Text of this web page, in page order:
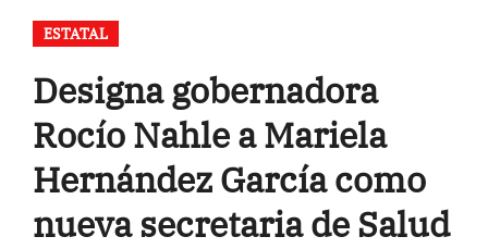
ESTATAL
Designa gobernadora
Rocío Nahle a Mariela
Hernández García como
nueva secretaria de Salud